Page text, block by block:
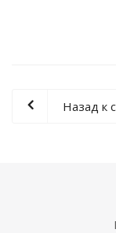
Назад к